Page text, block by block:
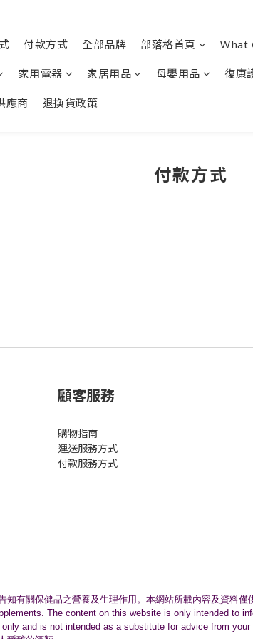
付款方式 全部品牌 部落格首頁 What
家用電器 家居用品 母嬰用品 復康
應商 退換貨政策
付款方式
顧客服務
購物指南
運送服務方式
付款服務方式
知有關保健品之營養及生理作用。 本網站所載內容及資料僅
The content on this website is only intended to
and is not intended as a substitute for advice from your